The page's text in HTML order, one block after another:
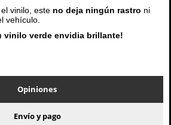
vinilo, este no deja ningún rastro ni
vehículo.
vinilo verde envidia brillante!
Opiniones
Envío y pago